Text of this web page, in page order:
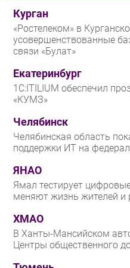
Курган
«Ростелеком» в
усовершенствованные
связи «Булат»
Екатеринбург
1С:ITILIUM обеспечил
«КУМЗ»
Челябинск
Челябинская область
поддержки ИТ на
ЯНАО
Ямал тестирует
меняют жизнь жителей и
ХМАО
В Ханты-Мансийском
Центры общественного